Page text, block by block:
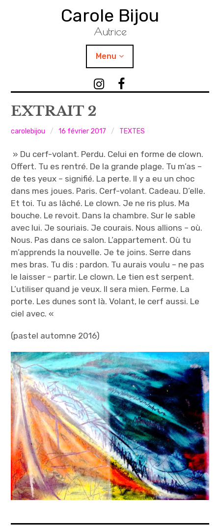
Carole Bijou
Autrice
Menu
PHOTOGRAPHIES
VIDÉOS / SONS
ATELIERS
PUBLICATIONS
AGENDA
À PROPOS
I
n
a
r
a
m
C
a
r
o
l
e
b
i
j
o
F
a
b
o
k
C
a
r
o
l
e
B
i
j
o
u
EXTRAIT 2
carolebijou 16 février 2017 TEXTES
» Du cerf-volant. Perdu. Celui en forme de clown.
Offert. Tu es rentré. De la grande plage. Tu m’as –
de tes yeux – signifié. La perte. Il y a eu un choc
dans mes joues. Paris. Cerf-volant. Cadeau. D’elle.
Et toi. Tu as lâché. Le clown. Je ne ris plus. Ma
bouche. Le revoit. Dans la chambre. Sur le sable
avec lui. Je souriais. Je courais. Nous allions – où.
Nous. Pas dans ce salon. L’appartement. Où tu
m’apprends la nouvelle. Je te joins. Serre dans
mes bras. Tu dis : pardon. Tu aurais voulu – ne pas
le laisser – partir. Le clown. Le tien est serpent.
L’utiliser quand je veux. Il sera mien. Ferme. La
porte. Les dunes sont là. Volant, le cerf aussi. Le
ciel avec. «
(pastel automne 2016)